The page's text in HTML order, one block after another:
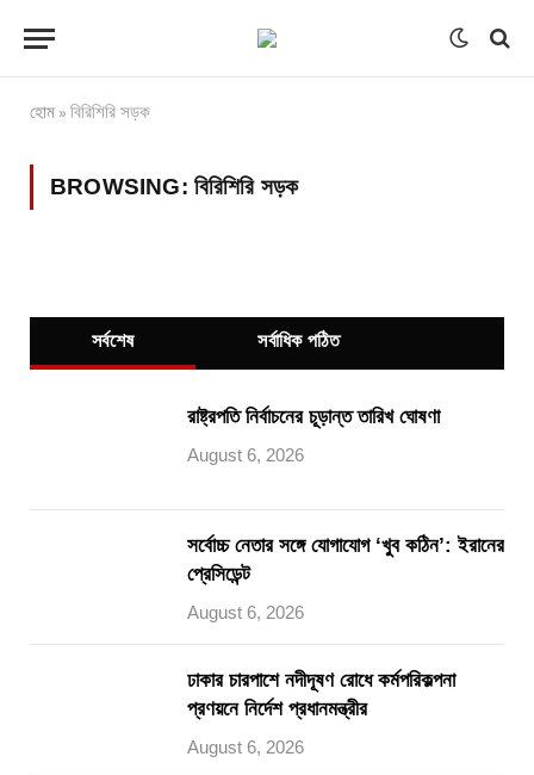
হোম » বিরিশিরি সড়ক
BROWSING: বিরিশিরি সড়ক
সর্বশেষ সর্বাধিক পঠিত
রাষ্ট্রপতি নির্বাচনের চূড়ান্ত তারিখ ঘোষণা
August 6, 2026
সর্বোচ্চ নেতার সঙ্গে যোগাযোগ ‘খুব কঠিন’: ইরানের
প্রেসিডেন্ট
August 6, 2026
ঢাকার চারপাশে নদীদূষণ রোধে কর্মপরিকল্পনা
প্রণয়নে নির্দেশ প্রধানমন্ত্রীর
August 6, 2026